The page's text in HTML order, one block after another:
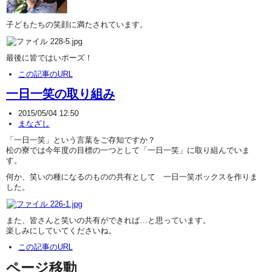
子どもたちの笑顔に満たされています。
最後に皆ではいポーズ！
この記事のURL
一日一笑の取り組み
2015/05/04 12:50
まなざし
「一日一笑」という言葉をご存知ですか？
松の寮では今年度の目標の一つとして「一日一笑」に取り組んでいま
す。
何か、笑いの種になるのものの共有として 一日一笑ボックスを作りま
した。
また、皆さんと笑いの共有ができれば…と思っています。
楽しみにしていてくださいね。
この記事のURL
ページ移動